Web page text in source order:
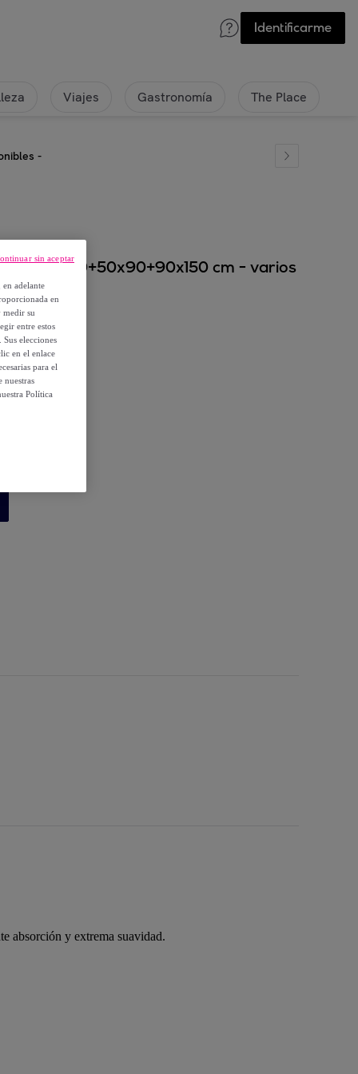
Identificarme
Viajes Gastronomía The Place
-
- 30x50+50x90+90x150 cm - varios
absorción y extrema suavidad.
adelante
en
medir su
entre estos
elecciones
en el enlace
para el
nuestras
Política
sin aceptar